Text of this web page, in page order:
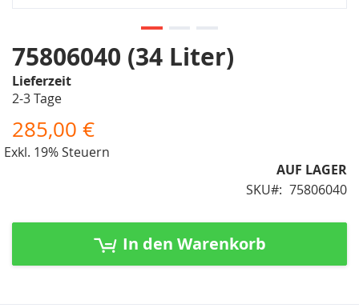
75806040 (34 Liter)
Lieferzeit
2-3 Tage
285,00 €
Exkl. 19% Steuern
AUF LAGER
SKU
75806040
In den Warenkorb
Zum
Anfang
der
Bildergalerie
springen